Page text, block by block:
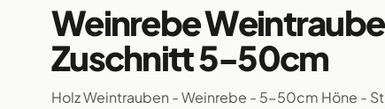
Weinrebe
Zuschnitt 5-50cm
Holz Weintrauben - Weinrebe - 5-50cm Höne -